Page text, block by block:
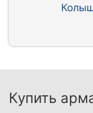
Купить